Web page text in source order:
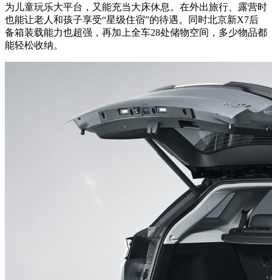
为儿童玩乐大平台，又能充当大床休息。在外出旅行、露营时
也能让老人和孩子享受“星级住宿”的待遇。同时北京新X7后
备箱装载能力也超强，再加上全车28处储物空间，多少物品都
能轻松收纳。